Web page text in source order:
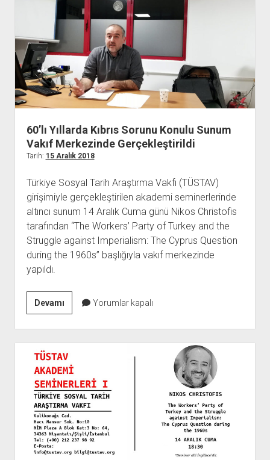
Başlangıcı
Sunumu
60’lı Yıllarda Kıbrıs Sorunu Konulu Sunum
Vakıf Merkezinde Gerçekleştirildi
Tarih: 15 Aralık 2018
Türkiye Sosyal Tarih Araştırma Vakfı (TÜSTAV)
girişimiyle gerçekleştirilen akademi seminerlerinde
altıncı sunum 14 Aralık Cuma günü Nikos Christofis
tarafından “The Workers’ Party of Turkey and the
Struggle against Imperialism: The Cyprus Question
during the 1960s” başlığıyla vakıf merkezinde
yapıldı.
Devamı60’lı
Yıllarda
Kıbrıs
Sorunu
Konulu
Sunum
Vakıf
Merkezinde
Gerçekleştirildi
Yorumlar kapalı